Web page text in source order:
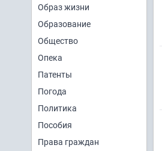
Образ жизни
Образование
Общество
Опека
Патенты
Погода
Политика
Пособия
Права граждан